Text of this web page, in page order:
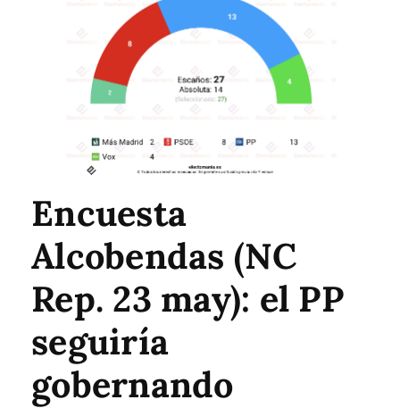
Encuesta
Alcobendas (NC
Rep. 23 may): el PP
seguiría
gobernando